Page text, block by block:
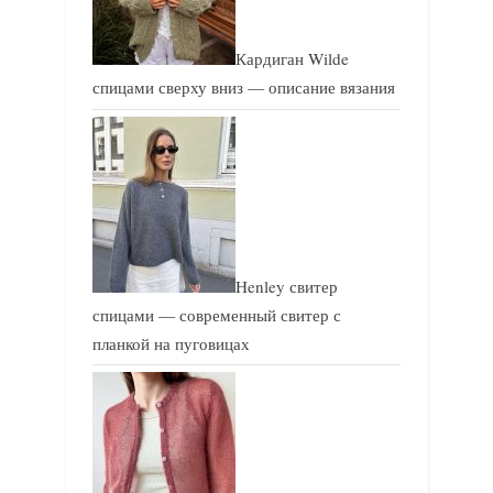
Кардиган Wilde
спицами сверху вниз — описание вязания
Henley свитер
спицами — современный свитер с
планкой на пуговицах